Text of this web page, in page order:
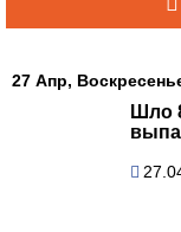
27 Апр,
Шло